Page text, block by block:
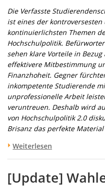
Die Verfasste
ist eines der kontroversesten
kontinuierlichsten Themen
Hochschulpolitik. Befürworter
sehen klare Vorteile in Bezug
effektivere Mitbestimmung
Finanzhoheit. Gegner
inkompetente Studierende
unprofessionelle Arbeit
veruntreuen. Deshalb wird
von Hochschulpolitik 2.0
Brisanz das perfekte
Weiterlesen
[Update]